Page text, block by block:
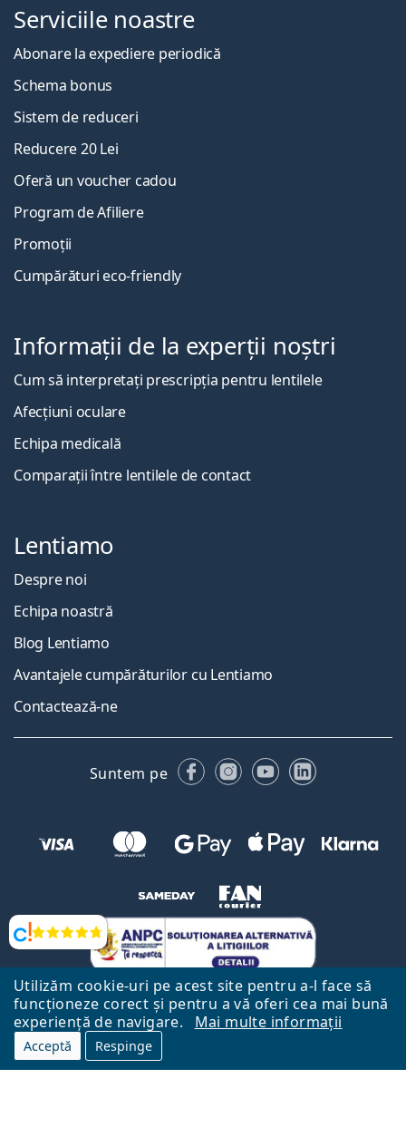
Utilizăm cookie-uri pe acest site pentru a-l face să
funcționeze corect și pentru a vă oferi cea mai bună
experiență de navigare.
Mai multe informații
Acceptă Respinge
Opinii
Serviciile noastre
Abonare la expediere periodică
Schema bonus
Sistem de reduceri
Reducere 20 Lei
Oferă un voucher cadou
Program de Afiliere
Promoții
Cumpărături eco-friendly
Informații de la experții noștri
Cum să interpretați prescripția pentru lentilele
Afecțiuni oculare
Echipa medicală
Comparații între lentilele de contact
Lentiamo
Despre noi
Echipa noastră
Blog Lentiamo
Avantajele cumpărăturilor cu Lentiamo
Contactează-ne
Suntem pe FacebookInstagram
YouTubeLinkedIn
Către Pagina Principală
Mai sus